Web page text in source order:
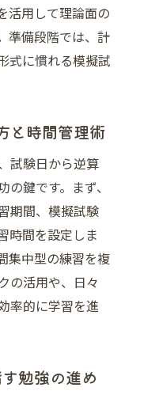
的学習アドバ
から学ぶ成功
その克服方法
学習スケジュ
モチベーショ
さえる洋菓子
順と必要な準
活用して理論面の
準備段階では、計
式に慣れる模擬試
と時間管理術
試験日から逆算
鍵です。まず、
期間、模擬試験
時間を設定しま
集中型の練習を複
の活用や、日々
率的に学習を進
勉強の進め